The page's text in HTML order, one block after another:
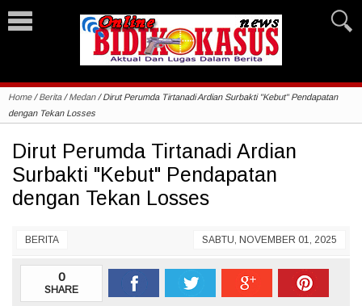
Home/Berita/Medan/Dirut Perumda Tirtanadi Ardian Surbakti "Kebut" Pendapatan
dengan Tekan Losses
Dirut Perumda Tirtanadi Ardian
Surbakti "Kebut" Pendapatan
dengan Tekan Losses
BERITA SABTU, NOVEMBER 01, 2025
0
SHARE